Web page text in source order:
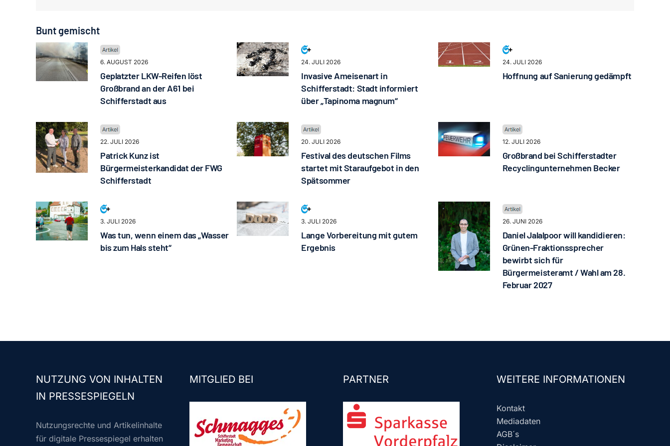
Bunt gemischt
6. AUGUST 2026
Geplatzter LKW-Reifen löst
Großbrand an der A61 bei
Schifferstadt aus
24. JULI 2026
Invasive Ameisenart in
Schifferstadt: Stadt informiert
über „Tapinoma magnum“
24. JULI 2026
Hoffnung auf Sanierung gedämpft
22. JULI 2026
Patrick Kunz ist
Bürgermeisterkandidat der FWG
Schifferstadt
20. JULI 2026
Festival des deutschen Films
startet mit Staraufgebot in den
Spätsommer
12. JULI 2026
Großbrand bei Schifferstadter
Recyclingunternehmen Becker
3. JULI 2026
Was tun, wenn einem das „Wasser
bis zum Hals steht“
3. JULI 2026
Lange Vorbereitung mit gutem
Ergebnis
26. JUNI 2026
Daniel Jalalpoor will kandidieren:
Grünen-Fraktionssprecher
bewirbt sich für
Bürgermeisteramt / Wahl am 28.
Februar 2027
NUTZUNG VON INHALTEN
IN PRESSESPIEGELN
Nutzungsrechte und Artikelinhalte
für digitale Pressespiegel erhalten
MITGLIED BEI PARTNER WEITERE INFORMATIONEN
Kontakt
Mediadaten
AGB´s